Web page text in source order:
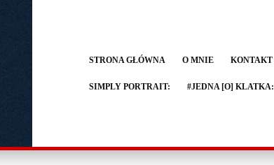
STRONA GŁÓWNA O MNIE KONTAKT
SIMPLY PORTRAIT: #JEDNA [O] KLATKA: